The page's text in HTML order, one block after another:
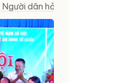
Người dân hỏi – Cơ quan nhà